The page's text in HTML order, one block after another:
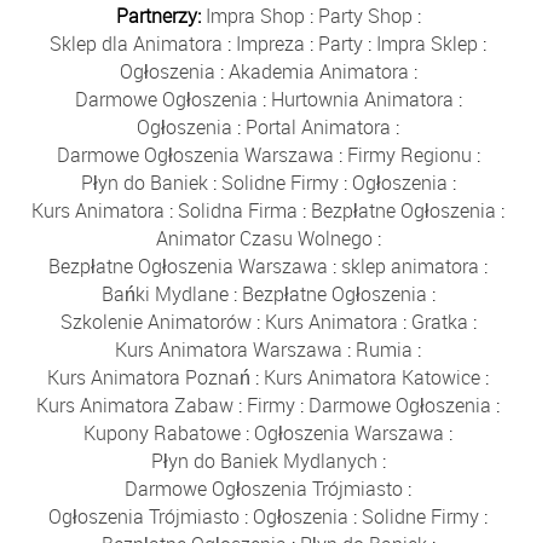
Partnerzy: Impra Shop : Party Shop :
Sklep dla Animatora : Impreza : Party : Impra Sklep :
Ogłoszenia :Akademia Animatora :
Darmowe Ogłoszenia : Hurtownia Animatora :
Ogłoszenia : Portal Animatora :
Darmowe Ogłoszenia Warszawa : Firmy Regionu :
Płyn do Baniek: Solidne Firmy: Ogłoszenia :
Kurs Animatora : Solidna Firma : Bezpłatne Ogłoszenia :
Animator Czasu Wolnego:
Bezpłatne Ogłoszenia Warszawa : sklep animatora :
Bańki Mydlane: Bezpłatne Ogłoszenia :
Szkolenie Animatorów: Kurs Animatora : Gratka :
Kurs Animatora Warszawa : Rumia :
Kurs Animatora Poznań : Kurs Animatora Katowice :
Kurs Animatora Zabaw : Firmy : Darmowe Ogłoszenia :
Kupony Rabatowe : Ogłoszenia Warszawa :
Płyn do Baniek Mydlanych :
Darmowe Ogłoszenia Trójmiasto :
Ogłoszenia Trójmiasto : Ogłoszenia : Solidne Firmy :